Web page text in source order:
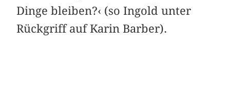
Dinge bleiben?‹ (so Ingold unter
Rückgriff auf Karin Barber).